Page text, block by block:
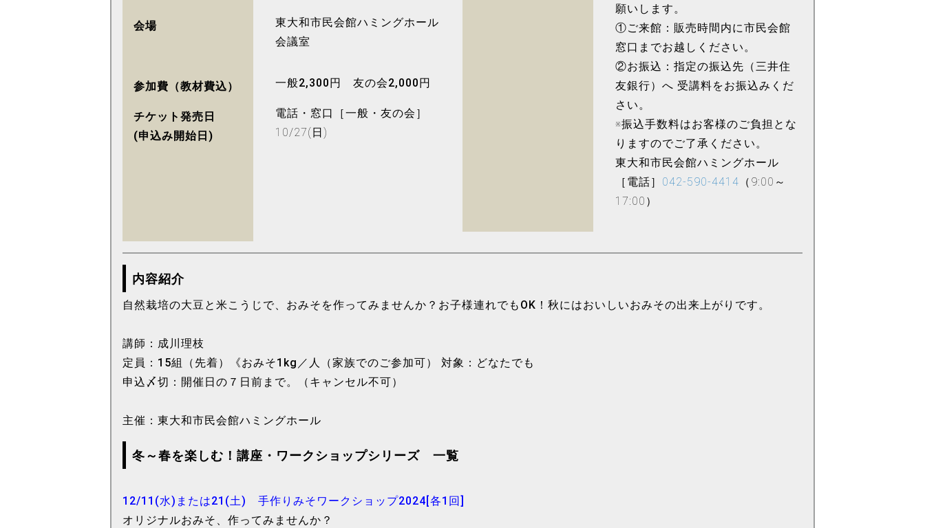
会場
東大和市民会館ハミングホール
会議室
参加費（教材費込） 一般2,300円 友の会2,000円
チケット発売日
(申込み開始日)
電話・窓口［一般・友の会］
10/27(日)
願いします。
①ご来館：販売時間内に市民会館
窓口までお越しください。
②お振込：指定の振込先（三井住
友銀行）へ 受講料をお振込みくだ
さい。
※振込手数料はお客様のご負担とな
りますのでご了承ください。
東大和市民会館ハミングホール
［電話］ 042-590-4414 （9:00～
17:00）
内容紹介
自然栽培の大豆と米こうじで、おみそを作ってみませんか？お子様連れでもOK！秋にはおいしいおみその出来上がりです。
講師：成川理枝
定員：15組（先着）《おみそ1kg／人（家族でのご参加可） 対象：どなたでも
申込〆切：開催日の７日前まで。（キャンセル不可）
主催：東大和市民会館ハミングホール
冬～春を楽しむ！講座・ワークショップシリーズ 一覧
12/11(水)または21(土) 手作りみそワークショップ2024[各1回]
オリジナルおみそ、作ってみませんか？